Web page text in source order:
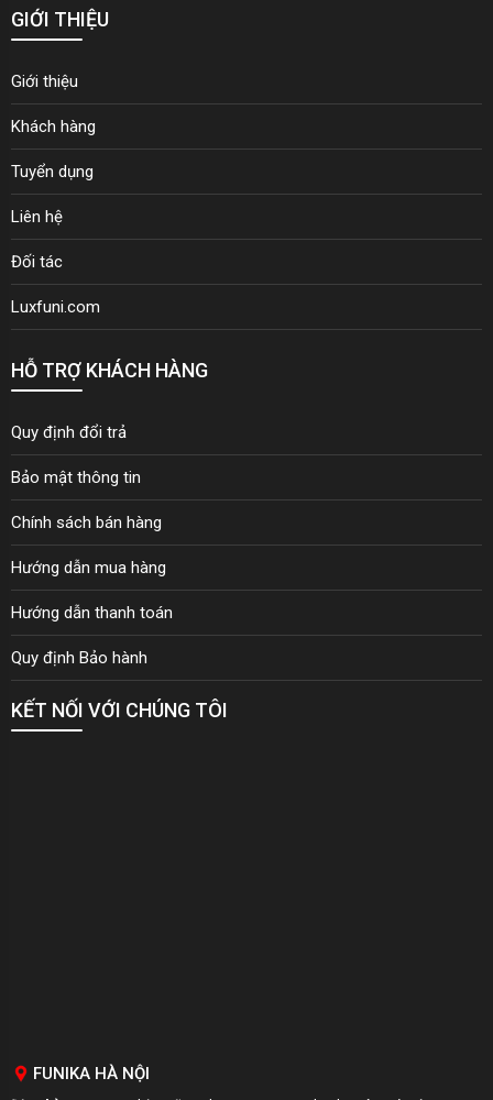
GIỚI THIỆU
Giới thiệu
Khách hàng
Tuyển dụng
Liên hệ
Đối tác
Luxfuni.com
HỖ TRỢ KHÁCH HÀNG
Quy định đổi trả
Bảo mật thông tin
Chính sách bán hàng
Hướng dẫn mua hàng
Hướng dẫn thanh toán
Quy định Bảo hành
KẾT NỐI VỚI CHÚNG TÔI
FUNIKA HÀ NỘI